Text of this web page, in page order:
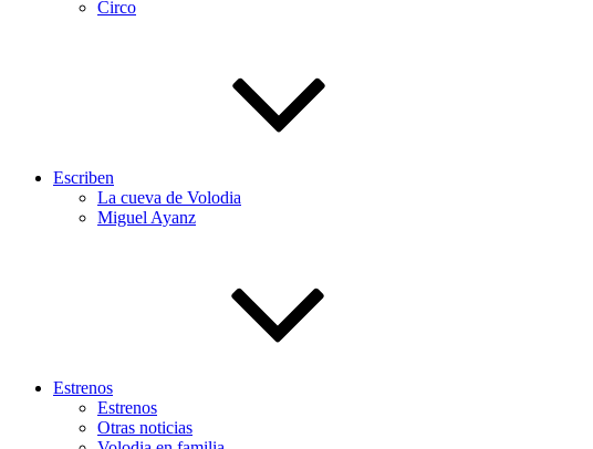
Circo
Escriben
La cueva de Volodia
Miguel Ayanz
Estrenos
Estrenos
Otras noticias